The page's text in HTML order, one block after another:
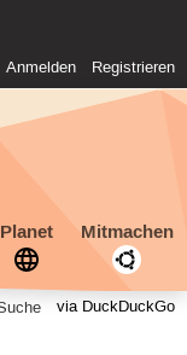
Anmelden Registrieren
Planet Mitmachen
via DuckDuckGo